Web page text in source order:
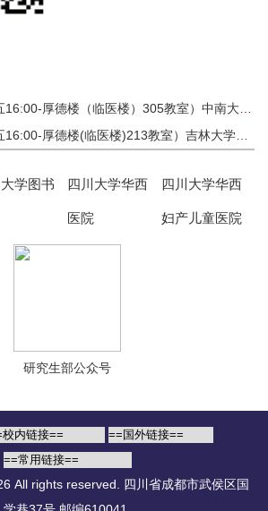
上一篇：（11.7日周五16:00-厚德楼（临医楼）305教室）中南大学湘雅医学专场招聘会（川大华西站）
下一篇：（11.7日周五16:00-厚德楼(临医楼)213教室）吉林大学第一医院招聘宣讲
学图书 四川大学华西
医院
四川大学华西
妇产儿童医院
研究生部公众号
All rights reserved.
四川省成都市武侯区国